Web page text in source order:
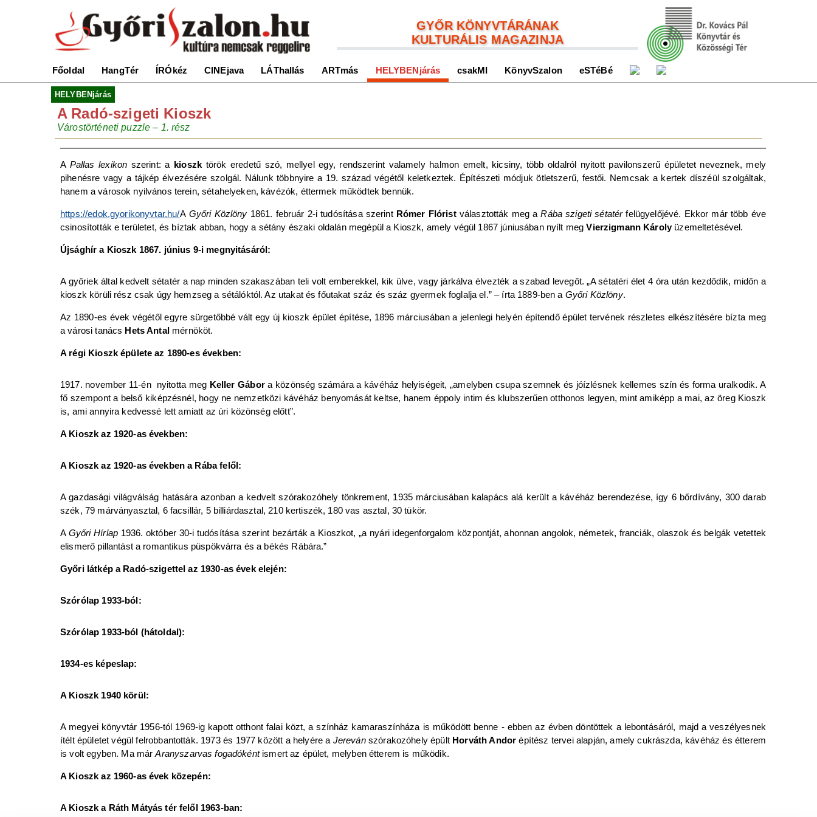
GYŐR KÖNYVTÁRÁNAK
KULTURÁLIS MAGAZINJA
Főoldal HangTér ÍRÓkéz CINEjava LÁThallás ARTmás HELYBENjárás csakMI KönyvSzalon eSTéBé
HELYBENjárás
A Radó-szigeti Kioszk
Várostörténeti puzzle – 1. rész
A Pallas lexikon szerint: a kioszk török eredetű szó, mellyel egy, rendszerint valamely halmon emelt, kicsiny, több oldalról nyitott pavilonszerű épületet neveznek, mely
pihenésre vagy a tájkép élvezésére szolgál. Nálunk többnyire a 19. század végétől keletkeztek. Építészeti módjuk ötletszerű, festői. Nemcsak a kertek díszéül szolgáltak,
hanem a városok nyilvános terein, sétahelyeken, kávézók, éttermek működtek bennük.
https://edok.gyorikonyvtar.hu/A Győri Közlöny 1861. február 2-i tudósítása szerint Rómer Flóristválasztották meg aRába szigeti sétatérfelügyelőjévé. Ekkor már több éve
csinosították e területet, és bíztak abban, hogy a sétány északi oldalán megépül a Kioszk, amely végül 1867 júniusában nyílt megVierzigmann Károlyüzemeltetésével.
Újsághír a Kioszk 1867. június 9-i megnyitásáról:
A győriek által kedvelt sétatér a nap minden szakaszában teli volt emberekkel, kik ülve, vagy járkálva élvezték a szabad levegőt. „A sétatéri élet 4 óra után kezdődik, midőn a
kioszk körüli rész csak úgy hemzseg a sétálóktól. Az utakat és főutakat száz és száz gyermek foglalja el.” – írta 1889-ben a Győri Közlöny.
Az 1890-es évek végétől egyre sürgetőbbé vált egy új kioszk épület építése, 1896 márciusában a jelenlegi helyén építendő épület tervének részletes elkészítésére bízta meg
a városi tanács Hets Antalmérnököt.
A régi Kioszk épülete az 1890-es években:
1917. november 11-én nyitotta meg Keller Gábora közönség számára a kávéház helyiségeit, „amelyben csupa szemnek és jóízlésnek kellemes szín és forma uralkodik. A
fő szempont a belső kiképzésnél, hogy ne nemzetközi kávéház benyomását keltse, hanem éppoly intim és klubszerűen otthonos legyen, mint amiképp a mai, az öreg Kioszk
is, ami annyira kedvessé lett amiatt az úri közönség előtt”.
A Kioszk az 1920-as években:
A Kioszk az 1920-as években a Rába felől:
A gazdasági világválság hatására azonban a kedvelt szórakozóhely tönkrement, 1935 márciusában kalapács alá került a kávéház berendezése, így 6 bőrdívány, 300 darab
szék, 79 márványasztal, 6 facsillár, 5 billiárdasztal, 210 kertiszék, 180 vas asztal, 30 tükör.
A Győri Hírlap 1936. október 30-i tudósítása szerint bezárták a Kioszkot, „a nyári idegenforgalom központját, ahonnan angolok, németek, franciák, olaszok és belgák vetettek
elismerő pillantást a romantikus püspökvárra és a békés Rábára.”
Győri látkép a Radó-szigettel az 1930-as évek elején:
Szórólap 1933-ból:
Szórólap 1933-ból (hátoldal):
1934-es képeslap:
A Kioszk 1940 körül:
A megyei könyvtár 1956-tól 1969-ig kapott otthont falai közt, a színház kamaraszínháza is működött benne - ebben az évben döntöttek a lebontásáról, majd a veszélyesnek
ítélt épületet végül felrobbantották. 1973 és 1977 között a helyére a Jerevánszórakozóhely épült Horváth Andor építész tervei alapján, amely cukrászda, kávéház és étterem
is volt egyben. Ma márAranyszarvas fogadókéntismert az épület, melyben étterem is működik.
A Kioszk az 1960-as évek közepén:
A Kioszk a Ráth Mátyás tér felől 1963-ban: